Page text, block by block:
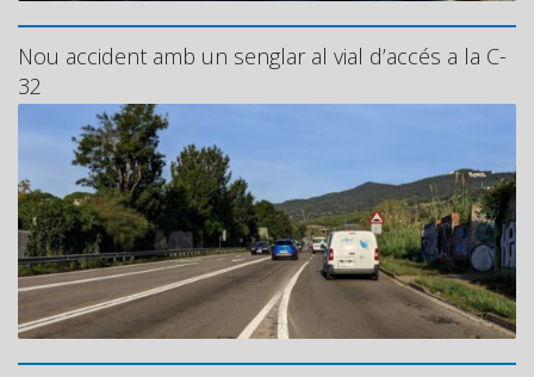
Nou accident amb un senglar al vial d’accés a la C-
32